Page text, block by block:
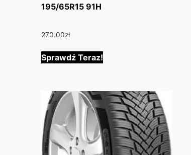
195/65R15 91H
270.00zł
Sprawdź Teraz!